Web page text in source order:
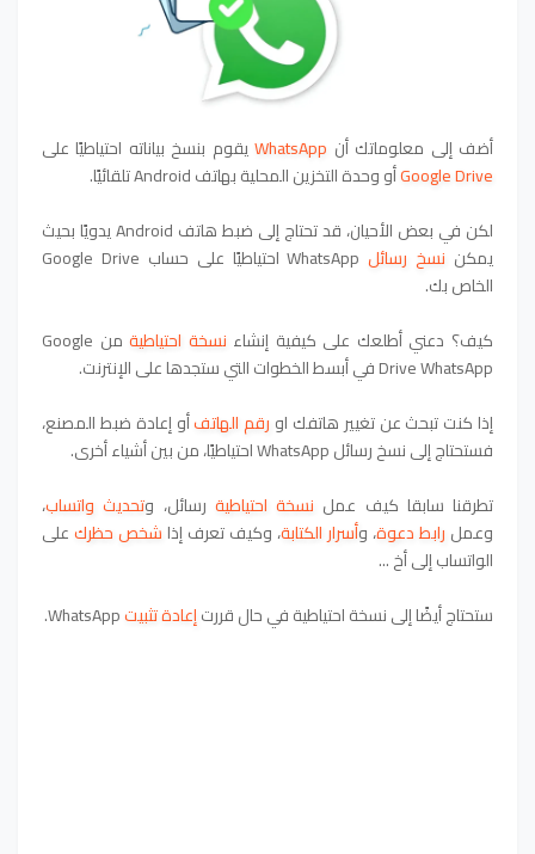
أضف إلى معلوماتك أن WhatsAppيقوم بنسخ بياناته احتياطيًا على
Google Driveأو وحدة التخزين المحلية بهاتف Android تلقائيًا.
لكن في بعض الأحيان، قد تحتاج إلى ضبط هاتف Android يدويًا بحيث
يمكن نسخ رسائل
WhatsApp احتياطيًا على حساب Google Drive
الخاص بك.
كيف؟ دعني أطلعك على كيفية إنشاء نسخة احتياطية
من Google
Drive WhatsApp في أبسط الخطوات التي ستجدها على الإنترنت.
إذا كنت تبحث عن تغيير هاتفك او رقم الهاتفأو إعادة ضبط المصنع،
فستحتاج إلى نسخ رسائل WhatsApp احتياطيًا، من بين أشياء أخرى.
تطرقنا سابقا كيف عمل نسخة احتياطية رسائل، وتحديث واتساب،
وعمل رابط دعوة،وأسرار الكتابة،وكيف تعرف إذا شخص حظركعلى
الواتسابإلى أخ..
.
ستحتاج أيضًا إلى نسخة احتياطية في حال قررتإعادة تثبيت